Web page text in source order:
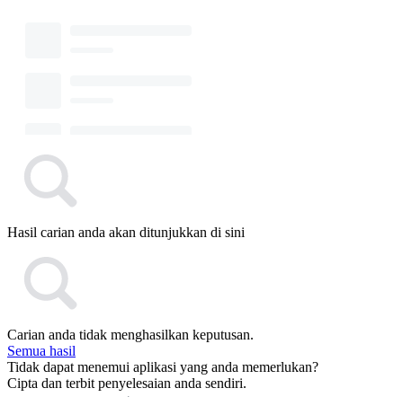
Hasil carian anda akan ditunjukkan di sini
Carian anda tidak menghasilkan keputusan.
Semua hasil
Tidak dapat menemui aplikasi yang anda memerlukan?
Cipta dan terbit penyelesaian anda sendiri.